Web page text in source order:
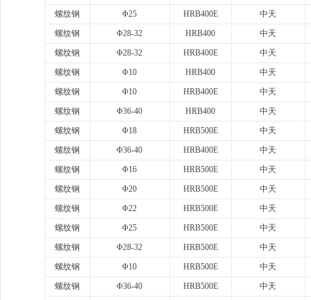
螺纹钢
Φ25 HRB400E
中天
螺纹钢
Φ28-32 HRB400
中天
螺纹钢
Φ28-32 HRB400E
中天
螺纹钢
Φ10 HRB400
中天
螺纹钢
Φ10 HRB400E
中天
螺纹钢
Φ36-40 HRB400
中天
螺纹钢
Φ18 HRB500E
中天
螺纹钢
Φ36-40 HRB400E
中天
螺纹钢
Φ16 HRB500E
中天
螺纹钢
Φ20 HRB500E
中天
螺纹钢
Φ22 HRB500E
中天
螺纹钢
Φ25 HRB500E
中天
螺纹钢
Φ28-32 HRB500E
中天
螺纹钢
Φ10 HRB500E
中天
螺纹钢
Φ36-40 HRB500E
中天